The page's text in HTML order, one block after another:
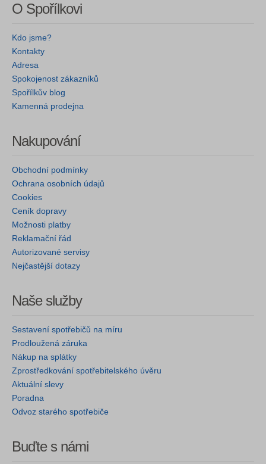
O Spořílkovi
Kdo jsme?
Kontakty
Adresa
Spokojenost zákazníků
Spořílkův blog
Kamenná prodejna
Nakupování
Obchodní podmínky
Ochrana osobních údajů
Cookies
Ceník dopravy
Možnosti platby
Reklamační řád
Autorizované servisy
Nejčastější dotazy
Naše služby
Sestavení spotřebičů na míru
Prodloužená záruka
Nákup na splátky
Zprostředkování spotřebitelského úvěru
Aktuální slevy
Poradna
Odvoz starého spotřebiče
Buďte s námi